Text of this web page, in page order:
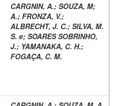
CARGNIN, A.; SOUZA, M;
A.; FRONZA, V.;
ALBRECHT, J. C.; SILVA, M.
S. e; SOARES SOBRINHO,
J.; YAMANAKA, C. H.;
FOGAÇA, C. M.